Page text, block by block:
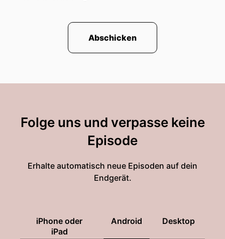
Abschicken
Folge uns und verpasse keine
Episode
Erhalte automatisch neue Episoden auf dein
Endgerät.
iPhone oder
iPad
Android Desktop